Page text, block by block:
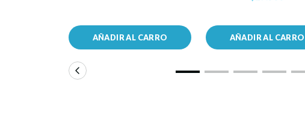
AÑADIR AL CARRO AÑADIR AL CARRO